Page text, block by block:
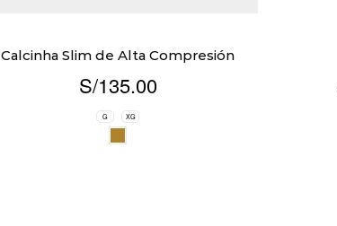
Calcinha Slim de Alta Compresión
S/135.00
G XG